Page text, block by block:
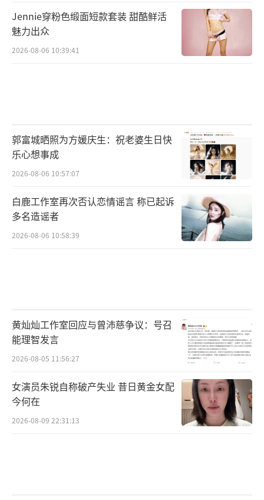
Jennie穿粉色缎面短款套装 甜酷鲜活
魅力出众
2026-08-06 10:39:41
郭富城晒照为方媛庆生：祝老婆生日快
乐心想事成
2026-08-06 10:57:07
白鹿工作室再次否认恋情谣言 称已起诉
多名造谣者
2026-08-06 10:58:39
黄灿灿工作室回应与曾沛慈争议：号召
能理智发言
2026-08-05 11:56:27
女演员朱锐自称破产失业 昔日黄金女配
今何在
2026-08-09 22:31:13